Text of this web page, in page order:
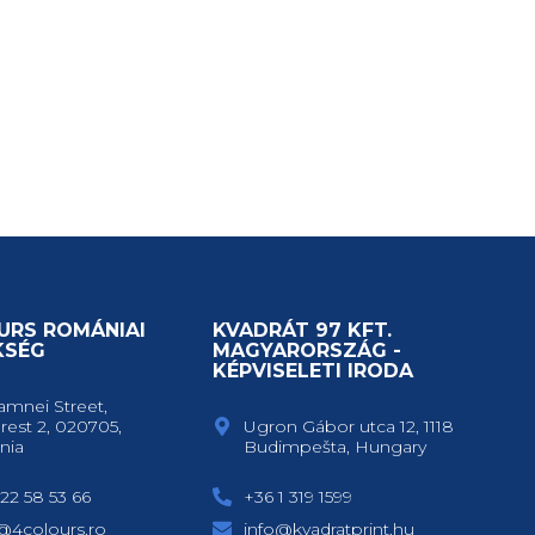
ROMÁNIAI
Street,
2, 020705,
58 53 66
KVADRÁT 97 KFT.
MAGYARORSZÁG -
KÉPVISELETI IRODA
Ugron Gábor utca 12, 1118
Budimpešta, Hungary
+36 1 319 1599
info@kvadratprint.hu